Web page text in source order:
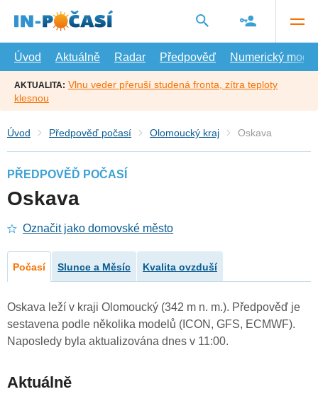
hlavní
Úvod
Aktuálně Radar Předpověď Numerický model
AKTUALITA: Vlnu veder přeruší studená fronta, zítra teploty
klesnou
Úvod Předpověď počasí Olomoucký kraj Oskava
PŘEDPOVĚĎ POČASÍ
Oskava
Označit jako domovské město
Počasí Slunce a Měsíc Kvalita ovzduší
Oskava leží v kraji Olomoucký (342 m n. m.). Předpověď je
sestavena podle několika modelů (ICON, GFS, ECMWF).
Naposledy byla aktualizována dnes v 11:00.
Aktuálně